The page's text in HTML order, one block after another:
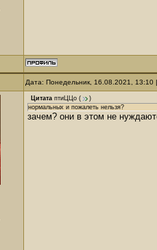
Дата: Понедельник, 16.08.2021,
Цитата птиЦЦо (
)
нормальных и пожалеть нельзя?
зачем? они в этом не